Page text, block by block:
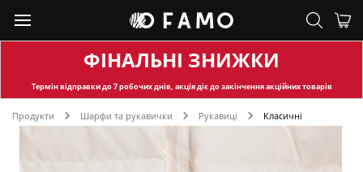
ФІНАЛЬНІ ЗНИЖКИ
Термін відправкидо 7 робочих днів, акція діє до закінчення акційних товарів
Продукти Шарфи та рукавички Рукавиці Класичні